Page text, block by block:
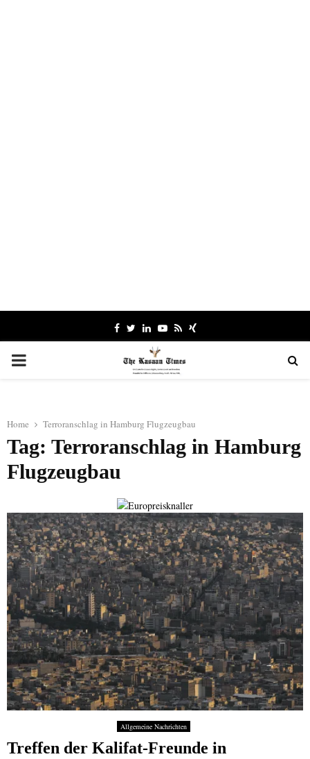
Facebook
TwitterLinkedinYoutube
RssXing
PRIMARY
Home Terroranschlag in Hamburg Flugzeugbau
Tag: Terroranschlag in Hamburg
Flugzeugbau
Allgemeine Nachrichten
Treffen der Kalifat-Freunde in